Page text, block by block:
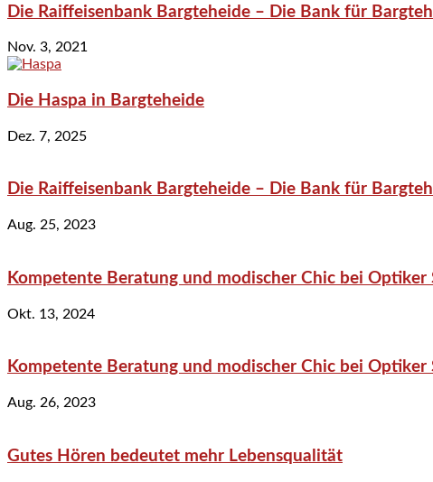
Die Raiffeisenbank Bargteheide – Die Bank für
Nov. 3, 2021
Die Haspa in Bargteheide
Dez. 7, 2025
Die Raiffeisenbank Bargteheide – Die Bank für
Aug. 25, 2023
Kompetente Beratung und modischer Chic bei Optiker
Okt. 13, 2024
Kompetente Beratung und modischer Chic bei Optiker
Aug. 26, 2023
Gutes Hören bedeutet mehr Lebensqualität